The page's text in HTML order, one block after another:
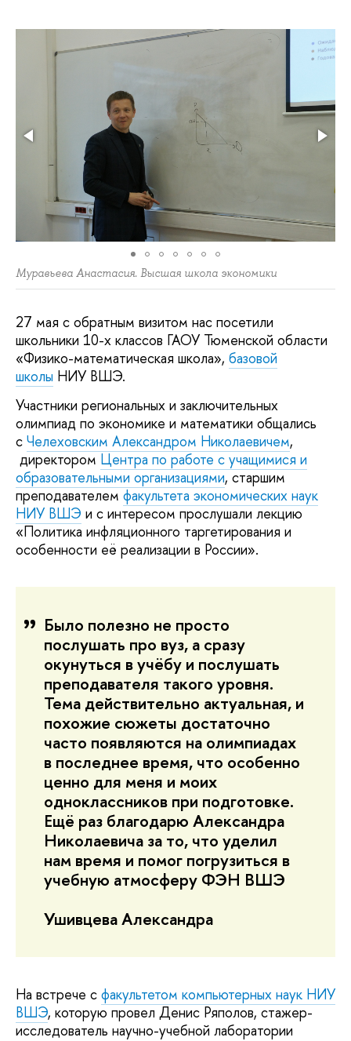
Муравьева Анастасия. Высшая школа экономики
27 мая с обратным визитом нас посетили
школьники 10-х классов ГАОУ Тюменской области
«Физико-математическая школа», базовой
школы НИУ ВШЭ.
Участники региональных и заключительных
олимпиад по экономике и математики общались
с Челеховским Александром Николаевичем,
директором Центра по работе с учащимися и
образовательными организациями, старшим
преподавателем факультета экономических наук
НИУ ВШЭ и с интересом прослушали лекцию
«Политика инфляционного таргетирования и
особенности её реализации в России».
Было полезно не просто
послушать про вуз, а сразу
окунуться в учёбу и послушать
преподавателя такого уровня.
Тема действительно актуальная, и
похожие сюжеты достаточно
часто появляются на олимпиадах
в последнее время, что особенно
ценно для меня и моих
одноклассников при подготовке.
Ещё раз благодарю Александра
Николаевича за то, что уделил
нам время и помог погрузиться в
учебную атмосферу ФЭН ВШЭ
Ушивцева Александра
На встрече с факультетом компьютерных наук НИУ
ВШЭ, которую провел Денис Ряполов, стажер-
исследователь научно-учебной лаборатории